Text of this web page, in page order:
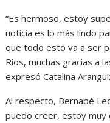
“Es hermoso, estoy
noticia es lo más lindo
que todo esto va a ser
Ríos, muchas gracias a
expresó Catalina
Al respecto, Bernabé
puedo creer, estoy muy